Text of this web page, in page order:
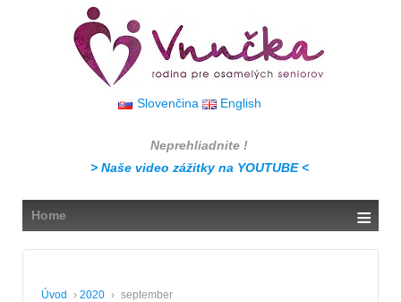
Slovenčina English
Neprehliadnite !
> Naše video zážitky na YOUTUBE <
Home ≡
Úvod › 2020 › september